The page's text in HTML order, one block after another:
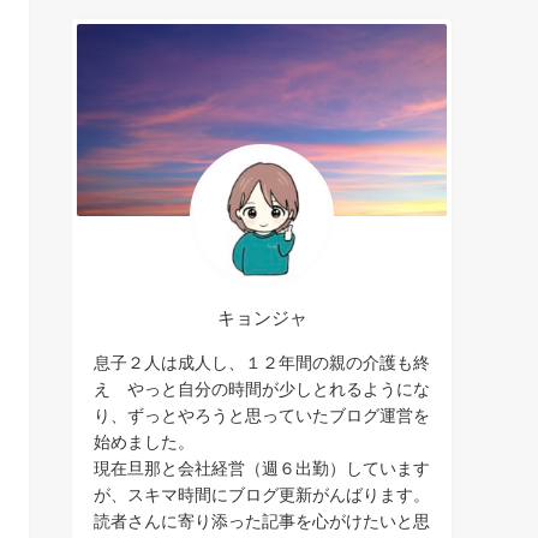
キョンジャ
息子２人は成人し、１２年間の親の介護も終
え やっと自分の時間が少しとれるようにな
り、ずっとやろうと思っていたブログ運営を
始めました。
現在旦那と会社経営（週６出勤）しています
が、スキマ時間にブログ更新がんばります。
読者さんに寄り添った記事を心がけたいと思